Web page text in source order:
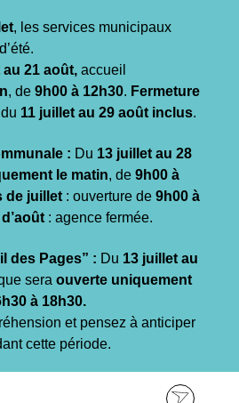
, les services municipaux
au 21 août, accueil
, de 9h00 à 12h30. Fermeture
du 11 juillet au 29 août inclus.
: Du 13 juillet au 28
le matin, de 9h00 à
de juillet : ouverture de 9h00 à
: agence fermée.
des Pages” : Du 13 juillet au
sera ouverte uniquement
à 18h30.
et pensez à anticiper
cette période.